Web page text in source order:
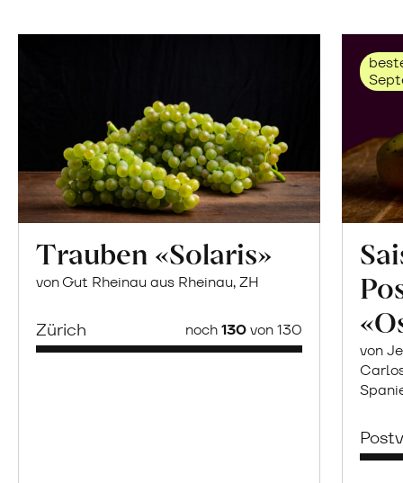
Trauben «Solaris»
von Gut Rheinau aus Rheinau, ZH
Zürich noch130von 130
von